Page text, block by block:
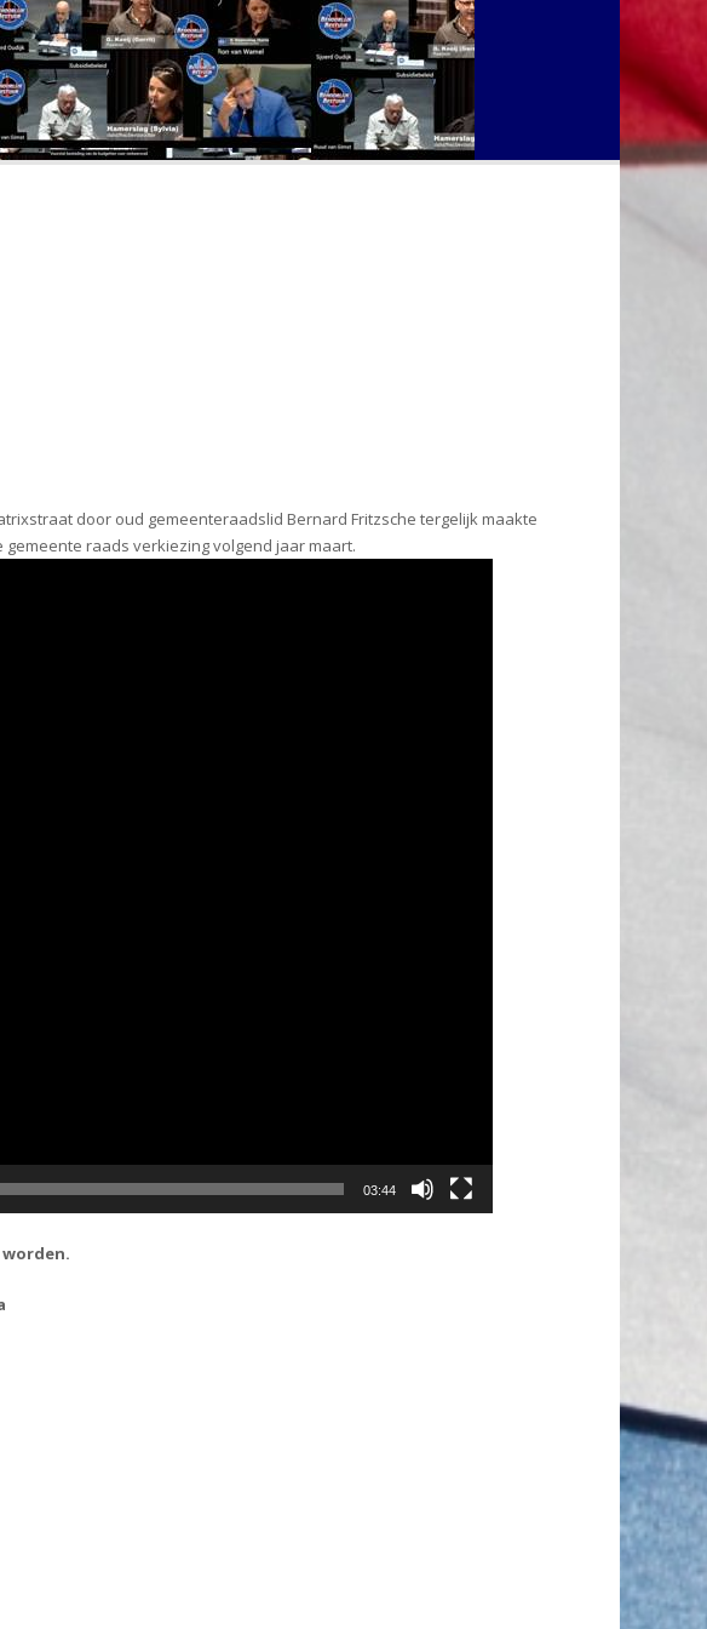
door oud gemeenteraadslid Bernard Fritzsche tergelijk maakte
raads verkiezing volgend jaar maart.
03:44